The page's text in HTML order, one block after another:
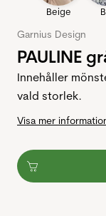
Beige
Garnius Design
PAULINE
Innehåller
vald storlek.
Visa mer